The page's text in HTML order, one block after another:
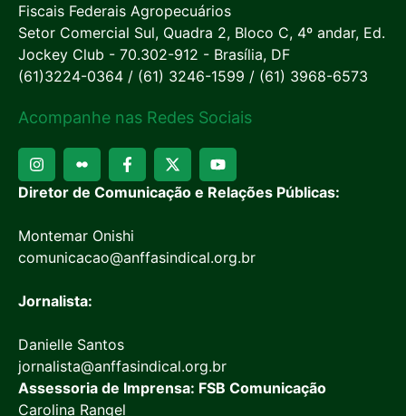
Fiscais Federais Agropecuários
Setor Comercial Sul, Quadra 2, Bloco C, 4º andar, Ed.
Jockey Club - 70.302-912 - Brasília, DF
(61)3224-0364 / (61) 3246-1599 / (61) 3968-6573
Acompanhe nas Redes Sociais
Diretor de Comunicação e Relações Públicas:
Montemar Onishi
comunicacao@anffasindical.org.br
Jornalista:
Danielle Santos
jornalista@anffasindical.org.br
Assessoria de Imprensa: FSB Comunicação
Carolina Rangel